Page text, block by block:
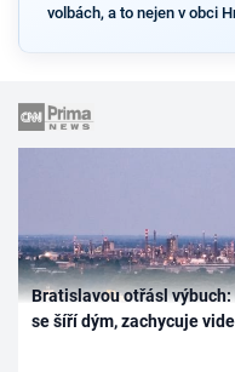
volbách, a to nejen v obci
Bratislavou otřásl
se šíří dým, zachycuje